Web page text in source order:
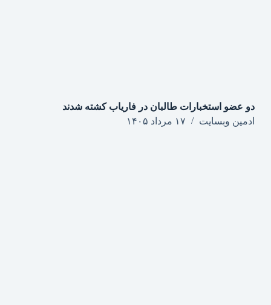
دو عضو استخبارات طالبان در فاریاب کشته شدند
ادمین وبسایت
۱۷ مرداد ۱۴۰۵